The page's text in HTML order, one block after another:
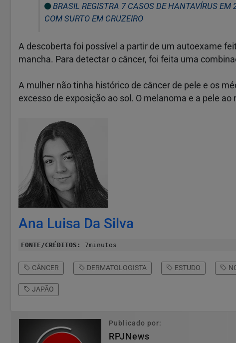
BRASIL REGISTRA 7 CASOS DE HANTAVÍRUS
COM SURTO EM CRUZEIRO
A descoberta foi possível a partir de um autoexame
mancha. Para detectar o câncer, foi feita uma
A mulher não tinha histórico de câncer de pele e os
excesso de exposição ao sol. O melanoma e a pele
Ana Luisa Da Silva
FONTE/CRÉDITOS: 7minutos
CÂNCER DERMATOLOGISTA ESTUDO
JAPÃO
Publicado por:
RPJNews